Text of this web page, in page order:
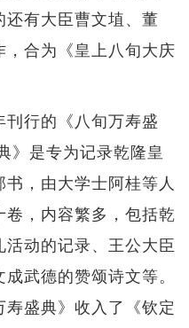
有大臣曹文埴、董
合为《皇上八旬大庆
行的《八旬万寿盛
》是专为记录乾隆皇
，由大学士阿桂等人
，内容繁多，包括乾
动的记录、王公大臣
武德的赞颂诗文等。
盛典》收入了《钦定